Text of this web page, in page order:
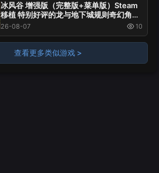
冰风谷 增强版（完整版+菜单版）Steam
移植 特别好评的龙与地下城规则奇幻角色
扮演游戏！
26-08-07 10
查看更多类似游戏 >